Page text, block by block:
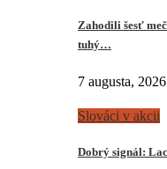
Zahodili šesť
tuhý…
7 augusta, 2026
Slováci v akcii
Dobrý signál: